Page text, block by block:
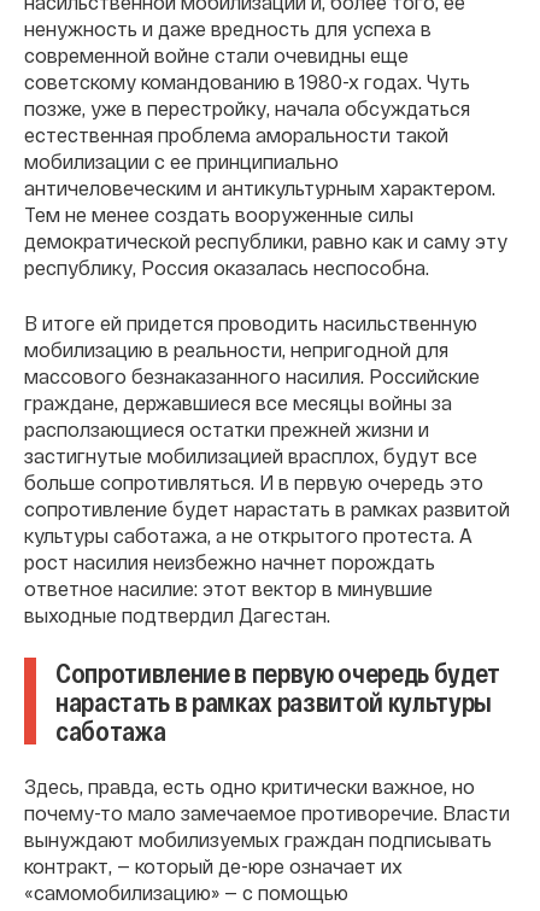
ненужность и даже вредность для успеха в
современной войне стали очевидны еще
советскому командованию в 1980-х годах. Чуть
позже, уже в перестройку, начала обсуждаться
естественная проблема аморальности такой
мобилизации с ее принципиально
античеловеческим и антикультурным характером.
Тем не менее создать вооруженные силы
демократической республики, равно как и саму эту
республику, Россия оказалась неспособна.
В итоге ей придется проводить насильственную
мобилизацию в реальности, непригодной для
массового безнаказанного насилия. Российские
граждане, державшиеся все месяцы войны за
расползающиеся остатки прежней жизни и
застигнутые мобилизацией врасплох, будут все
больше сопротивляться. И в первую очередь это
сопротивление будет нарастать в рамках развитой
культуры саботажа, а не открытого протеста. А
рост насилия неизбежно начнет порождать
ответное насилие: этот вектор в минувшие
выходные подтвердил Дагестан.
Сопротивление в первую очередь будет
нарастать в рамках развитой культуры
саботажа
Здесь, правда, есть одно критически важное, но
почему-то мало замечаемое противоречие. Власти
вынуждают мобилизуемых граждан подписывать
контракт, — который де-юре означает их
«самомобилизацию» — с помощью